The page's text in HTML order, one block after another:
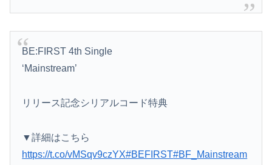
BE:FIRST 4th Single
‘Mainstream’
リリース記念シリアルコード特典
▼詳細はこちら
https://t.co/vMSqv9czYX#BEFIRST#BF_Mainstream